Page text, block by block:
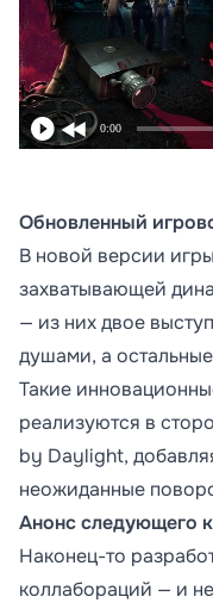
0:00
Обновленный
В новой версии
захватывающей
— из них двое
душами, а
Такие
реализуются в
by Daylight,
неожиданные
Анонс следующего
Наконец-то
коллабораций — и